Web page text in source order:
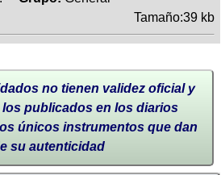
Tamaño:39 kb
no tienen validez oficial y
publicados en los diarios
únicos instrumentos que dan
su autenticidad